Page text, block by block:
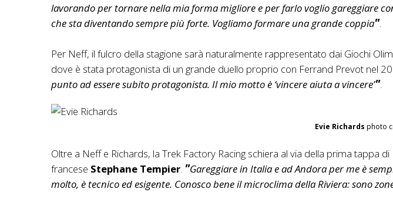
lavorando per tornare nella mia forma migliore e per farlo voglio gareggiare
che sta diventando sempre più forte. Vogliamo formare una grande coppia .
Per Neff, il fulcro della stagione sarà naturalmente rappresentato dai Giochi
dove è stata protagonista di un grande duello proprio con Ferrand Prevot nel
punto ad essere subito protagonista. Il mio motto è ‘vincere aiuta a vincere’ .
Evie Richards photo
Oltre a Neff e Richards, la Trek Factory Racing schiera al via della prima tappa
francese Stephane Tempier. Gareggiare in Italia e ad Andora per me è
molto, è tecnico ed esigente. Conosco bene il microclima della Riviera: sono